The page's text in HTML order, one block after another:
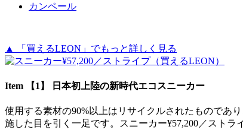
カンペール
▲ 「買えるLEON」でもっと詳しく見る
Item 【1】 日本初上陸の新時代エコスニーカー
使用する素材の90%以上はリサイクルされたものであ
施した目を引く一足です。スニーカー¥57,200／ストラ